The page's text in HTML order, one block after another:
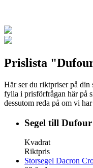
Prislista
Här ser du riktpriser på
fylla i prisförfrågan här på
dessutom reda på om vi
Segel till
Kvadrat
Riktpris
Storsegel Dacron